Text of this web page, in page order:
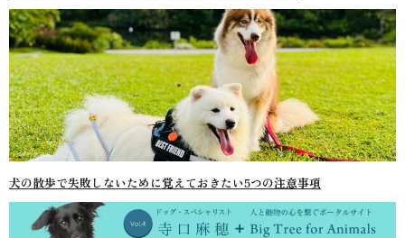
犬の散歩で失敗しないために覚えておきたい5つの注意事項